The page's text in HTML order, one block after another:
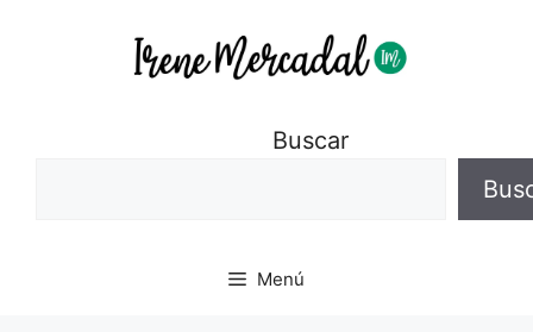
Buscar
Menú